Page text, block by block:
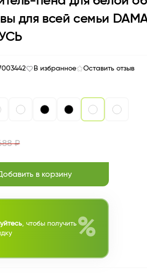
для всей семьи
В избранное Оставить отзыв
₽
в корзину
, чтобы получить %